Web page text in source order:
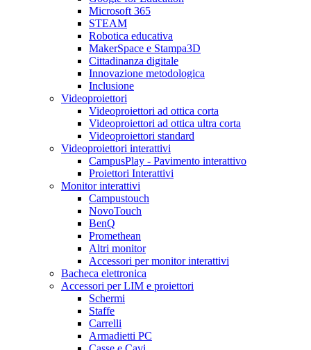
Microsoft 365
STEAM
Robotica educativa
MakerSpace e Stampa3D
Cittadinanza digitale
Innovazione metodologica
Inclusione
Videoproiettori
Videoproiettori ad ottica corta
Videoproiettori ad ottica ultra corta
Videoproiettori standard
Videoproiettori interattivi
CampusPlay - Pavimento interattivo
Proiettori Interattivi
Monitor interattivi
Campustouch
NovoTouch
BenQ
Promethean
Altri monitor
Accessori per monitor interattivi
Bacheca elettronica
Accessori per LIM e proiettori
Schermi
Staffe
Carrelli
Armadietti PC